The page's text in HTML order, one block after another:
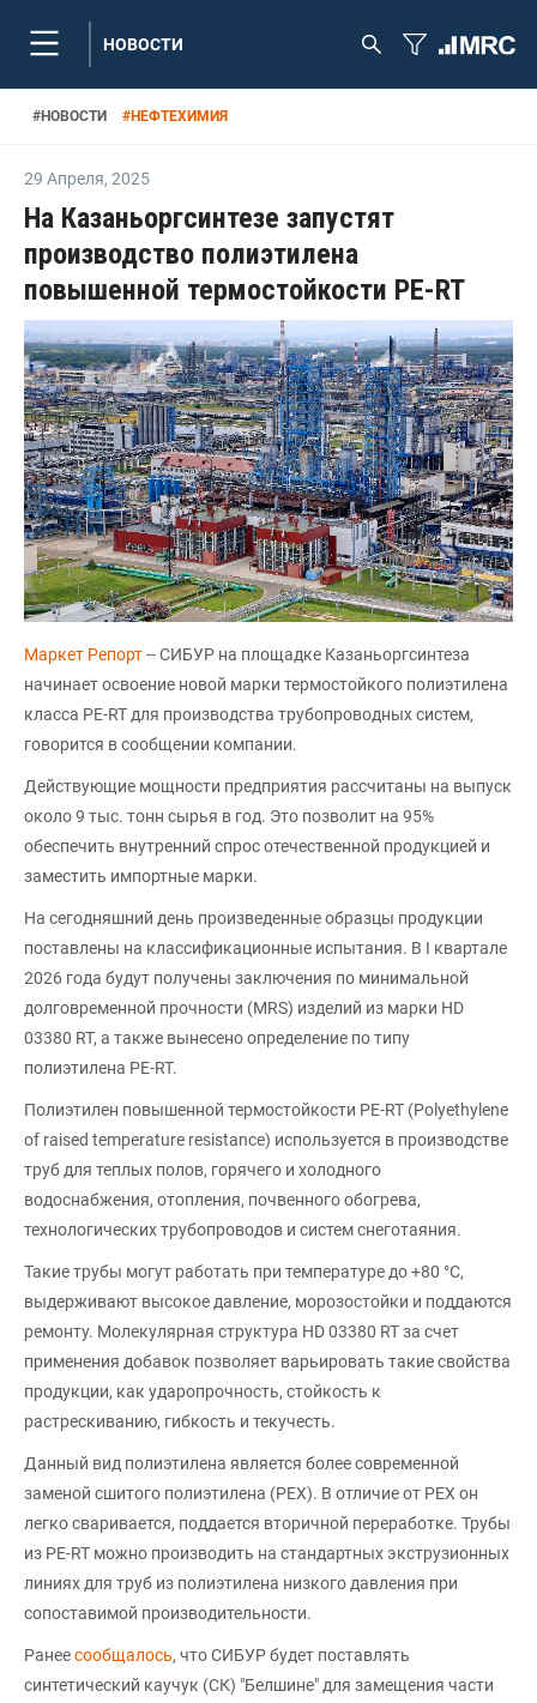
НОВОСТИ
#НОВОСТИ #НЕФТЕХИМИЯ
29 Апреля, 2025
На Казаньоргсинтезе запустят
производство полиэтилена
повышенной термостойкости PE-RT
Маркет Репорт-- СИБУР на площадке Казаньоргсинтеза
начинает освоение новой марки термостойкого полиэтилена
класса PE-RT для производства трубопроводных систем,
говорится в сообщении компании.
Действующие мощности предприятия рассчитаны на выпуск
около 9 тыс. тонн сырья в год. Это позволит на 95%
обеспечить внутренний спрос отечественной продукцией и
заместить импортные марки.
На сегодняшний день произведенные образцы продукции
поставлены на классификационные испытания. В I квартале
2026 года будут получены заключения по минимальной
долговременной прочности (MRS) изделий из марки HD
03380 RT, а также вынесено определение по типу
полиэтилена PE-RT.
Полиэтилен повышенной термостойкости PE-RT (Polyethylene
of raised temperature resistance) используется в производстве
труб для теплых полов, горячего и холодного
водоснабжения, отопления, почвенного обогрева,
технологических трубопроводов и систем снеготаяния.
Такие трубы могут работать при температуре до +80 °C,
выдерживают высокое давление, морозостойки и поддаются
ремонту. Молекулярная структура HD 03380 RT за счет
применения добавок позволяет варьировать такие свойства
продукции, как ударопрочность, стойкость к
растрескиванию, гибкость и текучесть.
Данный вид полиэтилена является более современной
заменой сшитого полиэтилена (PEX). В отличие от PEX он
легко сваривается, поддается вторичной переработке. Трубы
из PE-RT можно производить на стандартных экструзионных
линиях для труб из полиэтилена низкого давления при
сопоставимой производительности.
Ранеесообщалось, что СИБУР будет поставлять
синтетический каучук (СК) "Белшине" для замещения части